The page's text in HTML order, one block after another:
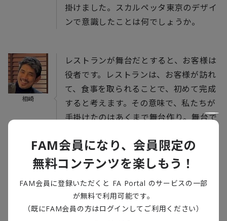
掛けました。スカルペッタ東京のデザイ
ンで意識したことは何でしょうか。
相崎
レストランが舞台だとすると、お客様は
役者です。レストランは、お客様が訪れ
て、食事を取られることで、初めて完成
すると考えます。その意味で、私たちが
手掛けたのはあくまで舞台作り。舞台で
うに、天井の高さやバーの配置など、舞
台の細部にまでこだわったデザインを徹
スカルペッタ東京では先日、相崎さん、
FAM会員になり、会員限定の
無料コンテンツを楽しもう！
FAM会員に登録いただくと FA Portal のサービスの一部
が無料で利用可能です。
（既にFAM会員の方はログインしてご利用ください）